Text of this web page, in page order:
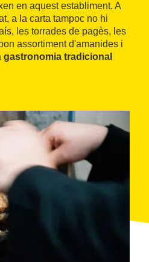
en aquest establiment. A
a la carta tampoc no hi
les torrades de pagès, les
assortiment d'amanides i
gastronomia tradicional